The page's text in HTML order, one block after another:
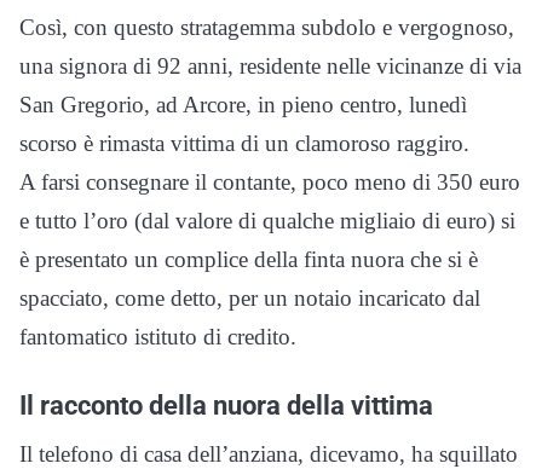
Così, con questo stratagemma subdolo e vergognoso,
una signora di 92 anni, residente nelle vicinanze di via
San Gregorio, ad Arcore, in pieno centro, lunedì
scorso è rimasta vittima di un clamoroso raggiro.
A farsi consegnare il contante, poco meno di 350 euro
e tutto l’oro (dal valore di qualche migliaio di euro) si
è presentato un complice della finta nuora che si è
spacciato, come detto, per un notaio incaricato dal
fantomatico istituto di credito.
Il racconto della nuora della vittima
Il telefono di casa dell’anziana, dicevamo, ha squillato